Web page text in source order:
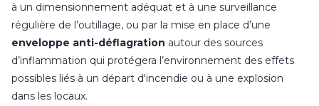
à un dimensionnement adéquat et à une surveillance
régulière de l’outillage, ou par la mise en place d’une
enveloppe anti-déflagration autour des sources
d’inflammation qui protégera l’environnement des effets
possibles liés à un départ d'incendie ou à une explosion
dans les locaux.